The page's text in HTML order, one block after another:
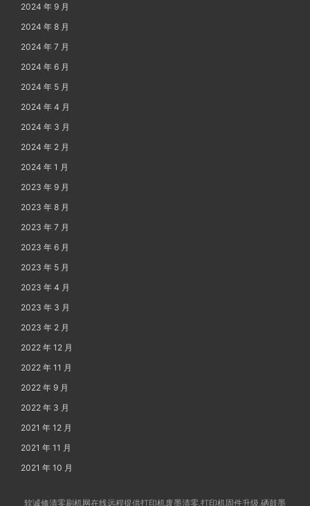
2024 年 9 月
2024 年 8 月
2024 年 7 月
2024 年 6 月
2024 年 5 月
2024 年 4 月
2024 年 3 月
2024 年 2 月
2024 年 1 月
2023 年 9 月
2023 年 8 月
2023 年 7 月
2023 年 6 月
2023 年 5 月
2023 年 4 月
2023 年 3 月
2023 年 2 月
2022 年 12 月
2022 年 11 月
2022 年 9 月
2022 年 3 月
2021 年 12 月
2021 年 11 月
2021 年 10 月
软诚修清零刷机网在线远程提供打印机废墨清零,打印机固件升级,硒鼓墨